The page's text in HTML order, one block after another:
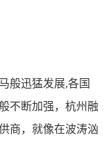
般迅猛发展,各国
不断加强，杭州融
商，就像在波涛汹